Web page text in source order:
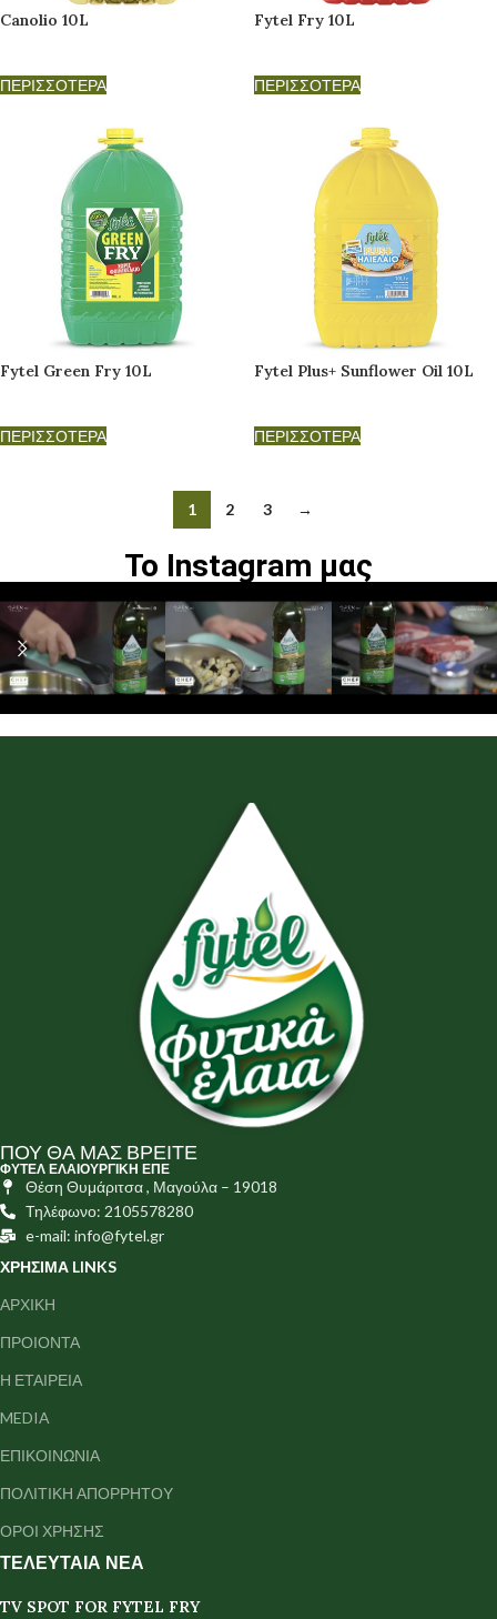
Canolio 10L
ΠΕΡΙΣΣΟΤΕΡΑ
Fytel Fry 10L
ΠΕΡΙΣΣΟΤΕΡΑ
Fytel Green Fry 10L
ΠΕΡΙΣΣΟΤΕΡΑ
Fytel Plus+ Sunflower Oil 10L
ΠΕΡΙΣΣΟΤΕΡΑ
1 2 3 →
Το Instagram μας
ΠΟΥ ΘΑ ΜΑΣ ΒΡΕΙΤΕ
ΦΥΤΕΛ ΕΛΑΙΟΥΡΓΙΚΗ ΕΠΕ
Θέση Θυμάριτσα , Μαγούλα – 19018
Τηλέφωνο: 2105578280
e-mail: info@fytel.gr
ΧΡΗΣΙΜΑ LINKS
ΑΡΧΙΚΗ
ΠΡΟΙΟΝΤΑ
Η ΕΤΑΙΡΕΙΑ
MEDIA
ΕΠΙΚΟΙΝΩΝΙΑ
ΠΟΛΙΤΙΚΗ ΑΠΟΡΡΗΤΟΥ
ΟΡΟΙ ΧΡΗΣΗΣ
ΤΕΛΕΥΤΑΙΑ ΝΕΑ
TV SPOT FOR FYTEL FRY